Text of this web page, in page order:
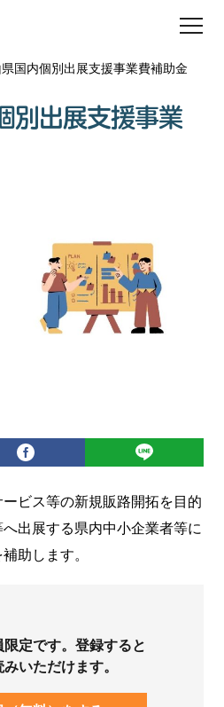
会員登録
国内個別出展支援事業費補助金
別出展支援事業
ビス等の新規販路開拓を目的
出展する県内中小企業者等に
助します。
定です。登録すると
いただけます。